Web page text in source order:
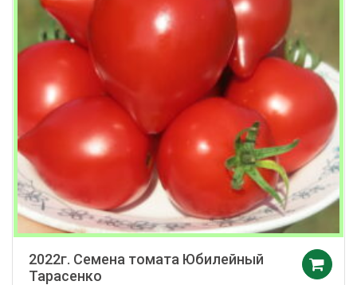
2022г. Семена томата Юбилейный
Тарасенко